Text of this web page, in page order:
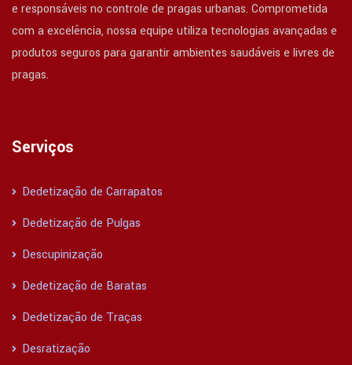
e responsáveis no controle de pragas urbanas. Comprometida
com a excelência, nossa equipe utiliza tecnologias avançadas e
produtos seguros para garantir ambientes saudáveis e livres de
pragas.
Serviços
Dedetização de Carrapatos
Dedetização de Pulgas
Descupinização
Dedetização de Baratas
Dedetização de Traças
Desratização